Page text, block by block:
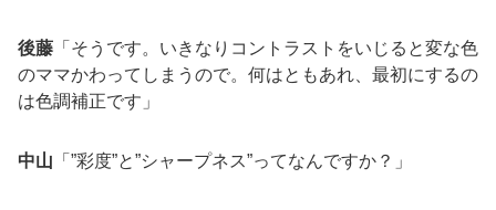
後藤 「そうです。いきなりコントラストをいじると変な色
のママかわってしまうので。何はともあれ、最初にするの
は色調補正です」
中山 「”彩度”と”シャープネス”ってなんですか？」